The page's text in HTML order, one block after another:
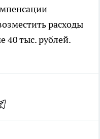
расходы
40 тыс. рублей.